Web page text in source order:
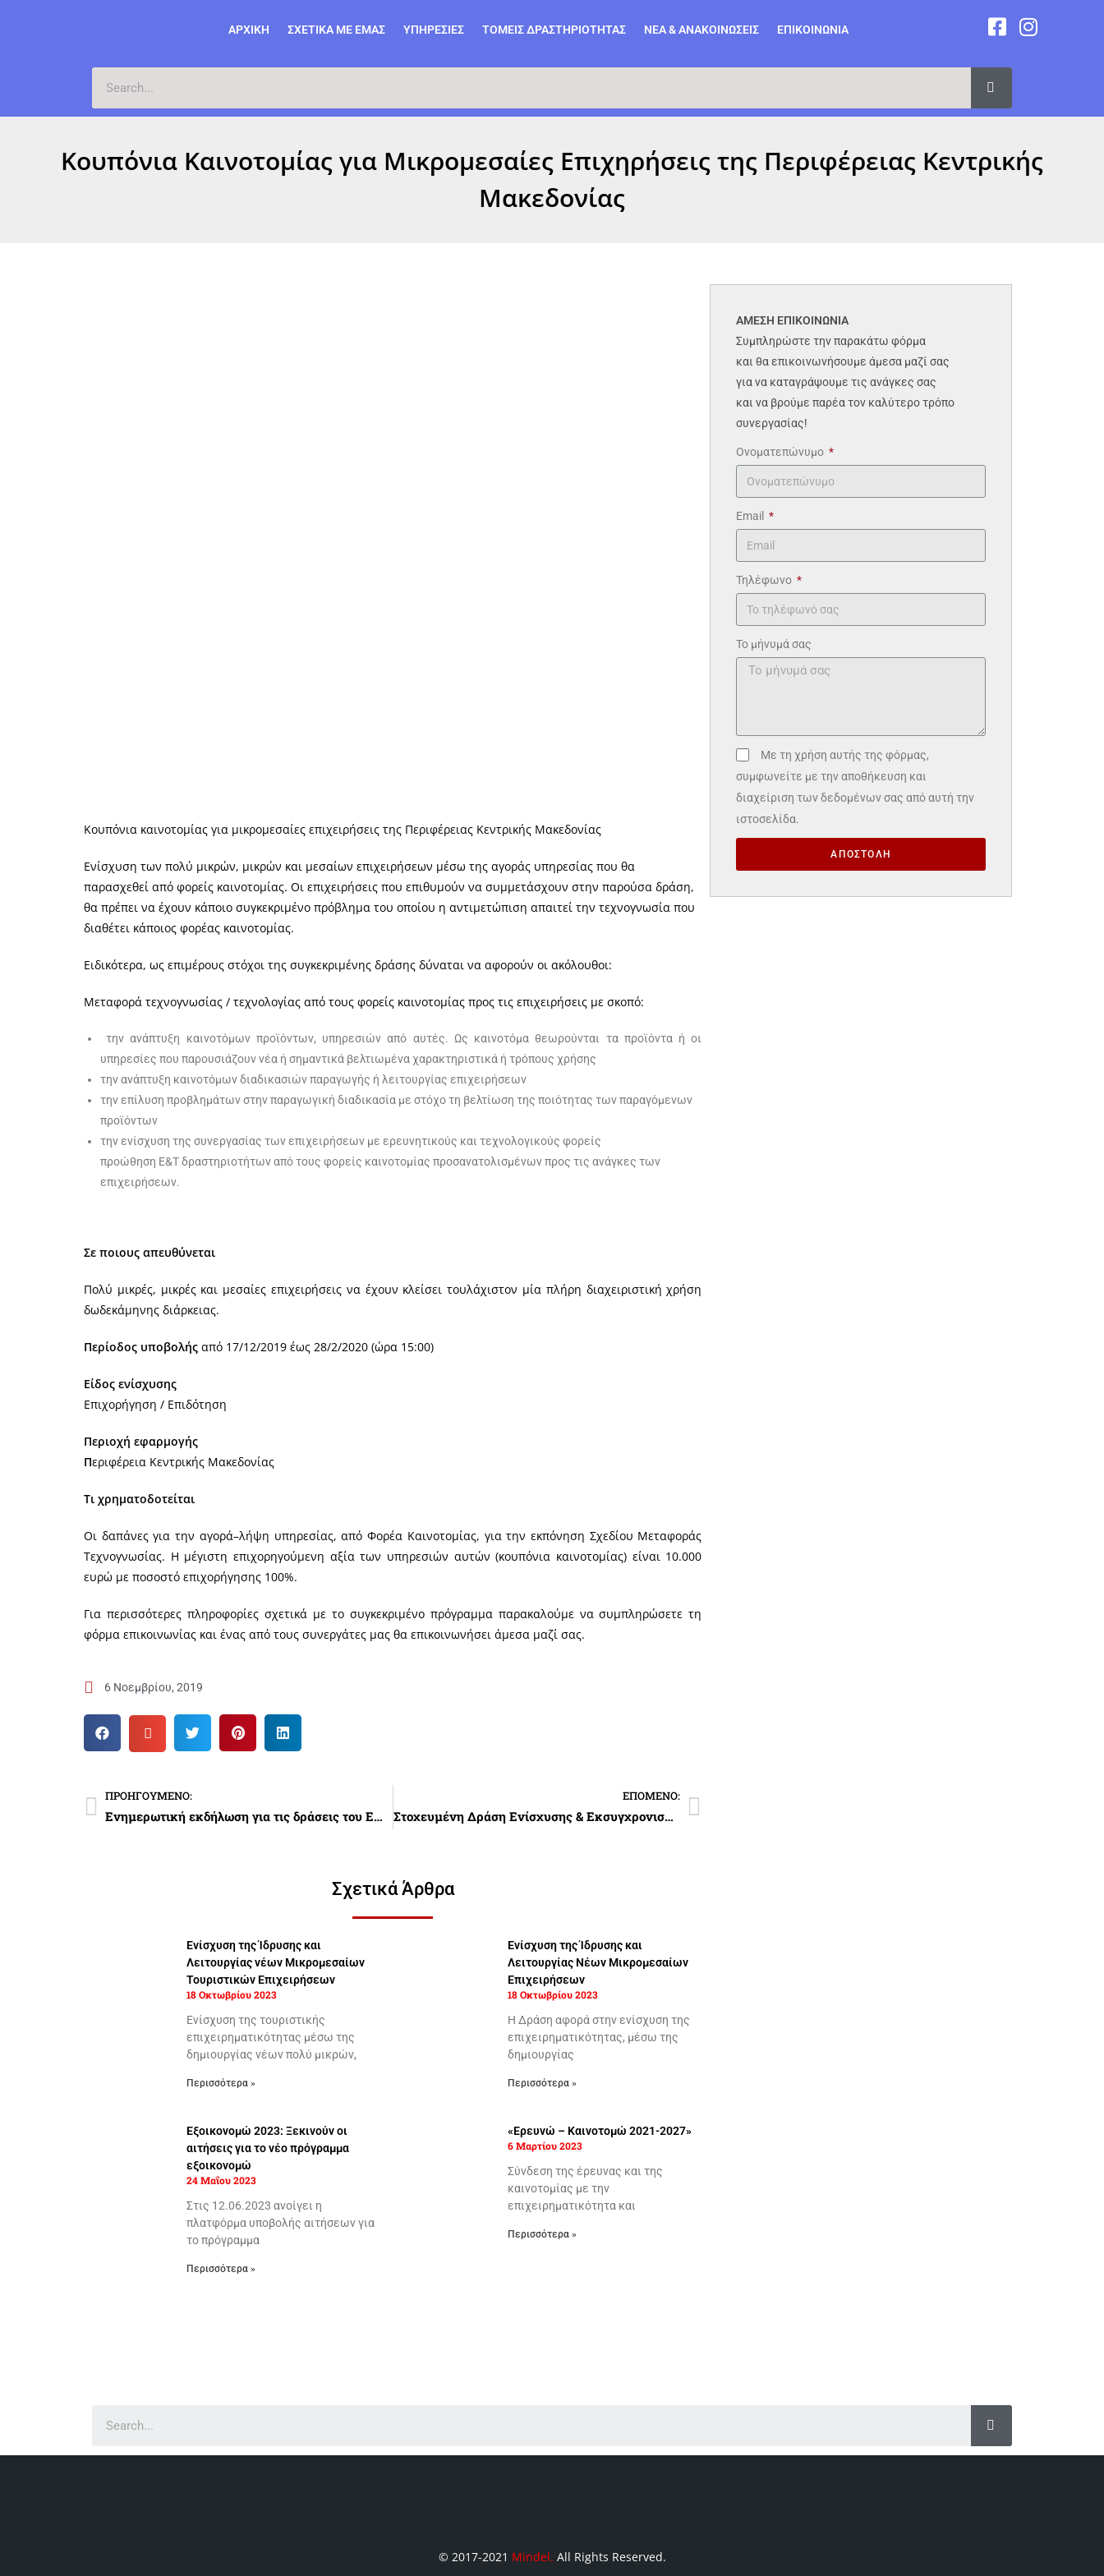
ΑΡΧΙΚΉ ΣΧΕΤΙΚΆ ΜΕ ΕΜΆΣ ΥΠΗΡΕΣΙΕΣ ΤΟΜΕΙΣ ΔΡΑΣΤΗΡΙΟΤΗΤΑΣ ΝΕΑ & ΑΝΑΚΟΙΝΩΣΕΙΣ ΕΠΙΚΟΙΝΩΝΙΑ
Κουπόνια Καινοτομίας για Μικρομεσαίες Επιχηρήσεις της Περιφέρειας Κεντρικής
Μακεδονίας
Κουπόνια καινοτομίας για μικρομεσαίες επιχειρήσεις της Περιφέρειας Κεντρικής Μακεδονίας
Ενίσχυση των πολύ μικρών, μικρών και μεσαίων επιχειρήσεων μέσω της αγοράς υπηρεσίας που θα
παρασχεθεί από φορείς καινοτομίας. Οι επιχειρήσεις που επιθυμούν να συμμετάσχουν στην παρούσα δράση,
θα πρέπει να έχουν κάποιο συγκεκριμένο πρόβλημα του οποίου η αντιμετώπιση απαιτεί την τεχνογνωσία που
διαθέτει κάποιος φορέας καινοτομίας.
Ειδικότερα, ως επιμέρους στόχοι της συγκεκριμένης δράσης δύναται να αφορούν οι ακόλουθοι:
Μεταφορά τεχνογνωσίας / τεχνολογίας από τους φορείς καινοτομίας προς τις επιχειρήσεις με σκοπό:
την ανάπτυξη καινοτόμων προϊόντων, υπηρεσιών από αυτές. Ως καινοτόμα θεωρούνται τα προϊόντα ή οι
υπηρεσίες που παρουσιάζουν νέα ή σημαντικά βελτιωμένα χαρακτηριστικά ή τρόπους χρήσης
την ανάπτυξη καινοτόμων διαδικασιών παραγωγής ή λειτουργίας επιχειρήσεων
την επίλυση προβλημάτων στην παραγωγική διαδικασία με στόχο τη βελτίωση της ποιότητας των παραγόμενων
προϊόντων
την ενίσχυση της συνεργασίας των επιχειρήσεων με ερευνητικούς και τεχνολογικούς φορείς
προώθηση Ε&Τ δραστηριοτήτων από τους φορείς καινοτομίας προσανατολισμένων προς τις ανάγκες των
επιχειρήσεων.
Σε ποιους απευθύνεται
Πολύ μικρές, μικρές και μεσαίες επιχειρήσεις να έχουν κλείσει τουλάχιστον μία πλήρη διαχειριστική χρήση
δωδεκάμηνης διάρκειας.
Περίοδος υποβολής από 17/12/2019 έως 28/2/2020 (ώρα 15:00)
Είδος ενίσχυσης
Επιχορήγηση / Επιδότηση
Περιοχή εφαρμογής
Περιφέρεια Κεντρικής Μακεδονίας
Τι χρηματοδοτείται
Οι δαπάνες για την αγορά–λήψη υπηρεσίας, από Φορέα Καινοτομίας, για την εκπόνηση Σχεδίου Μεταφοράς
Τεχνογνωσίας. H μέγιστη επιχορηγούμενη αξία των υπηρεσιών αυτών (κουπόνια καινοτομίας) είναι 10.000
ευρώ με ποσοστό επιχορήγησης 100%.
Για περισσότερες πληροφορίες σχετικά με το συγκεκριμένο πρόγραμμα παρακαλούμε να συμπληρώσετε τη
φόρμα επικοινωνίας και ένας από τους συνεργάτες μας θα επικοινωνήσει άμεσα μαζί σας.
6 Νοεμβρίου, 2019
ΠΡΟΗΓΟΎΜΕΝΟ:
Ενημερωτική εκδήλωση για τις δράσεις του ΕΠΑνΕΚ “Ποιοτικός Εκσυγχρονισμός”, “Επιχειρούμε Έξω” και “Εργαλειοθηκη Ανταγωνιστικότητας” στην Αργολίδα
ΕΠΌΜΕΝΟ:
Στοχευμένη Δράση Ενίσχυσης & Εκσυγχρονισμού Θεατρικών και Κινηματογραφικών Αιθουσών και Αιθουσών εικαστικών τεχνών
Σχετικά Άρθρα
Ενίσχυση της Ίδρυσης και
Λειτουργίας νέων Μικρομεσαίων
Τουριστικών Επιχειρήσεων
18 Οκτωβρίου 2023
Ενίσχυση της τουριστικής
επιχειρηματικότητας μέσω της
δημιουργίας νέων πολύ μικρών,
Περισσότερα »
Ενίσχυση της Ίδρυσης και
Λειτουργίας Νέων Μικρομεσαίων
Επιχειρήσεων
18 Οκτωβρίου 2023
Η Δράση αφορά στην ενίσχυση της
επιχειρηματικότητας, μέσω της
δημιουργίας
Περισσότερα »
Εξοικονομώ 2023: Ξεκινούν οι
αιτήσεις για το νέο πρόγραμμα
εξοικονομώ
24 Μαΐου 2023
Στις 12.06.2023 ανοίγει η
πλατφόρμα υποβολής αιτήσεων για
το πρόγραμμα
Περισσότερα »
«Ερευνώ – Καινοτομώ 2021-2027»
6 Μαρτίου 2023
Σύνδεση της έρευνας και της
καινοτομίας με την
επιχειρηματικότητα και
Περισσότερα »
ΑΜΕΣΗ ΕΠΙΚΟΙΝΩΝΙΑ
Συμπληρώστε την παρακάτω φόρμα
και θα επικοινωνήσουμε άμεσα μαζί σας
για να καταγράψουμε τις ανάγκες σας
και να βρούμε παρέα τον καλύτερο τρόπο
συνεργασίας!
Ονοματεπώνυμο
Email
Τηλέφωνο
Το μήνυμά σας
Με τη χρήση αυτής της φόρμας,
συμφωνείτε με την αποθήκευση και
διαχείριση των δεδομένων σας από αυτή την
ιστοσελίδα.
ΑΠΟΣΤΟΛΗ
© 2017-2021 Mindel. All Rights Reserved.